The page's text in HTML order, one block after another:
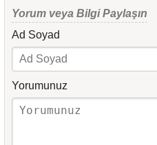
Yorum veya Bilgi Paylaşın
Ad Soyad
Yorumunuz